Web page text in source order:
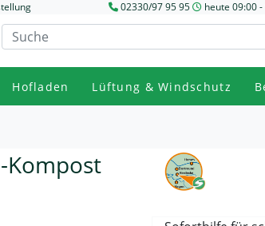
02330/97 95 95 heute 09:00 -
Hofladen Lüftung & Windschutz
Kompost